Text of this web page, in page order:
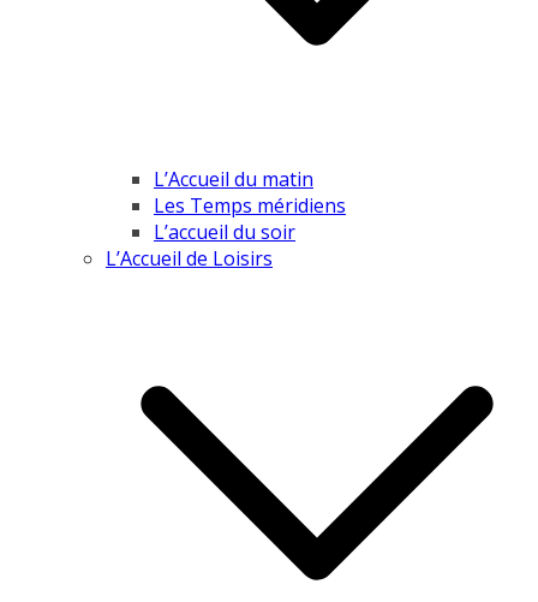
L’Accueil du matin
Les Temps méridiens
L’accueil du soir
L’Accueil de Loisirs